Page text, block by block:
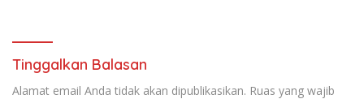
Tinggalkan Balasan
Alamat email Anda tidak akan dipublikasikan. Ruas yang wajib